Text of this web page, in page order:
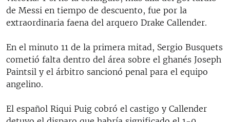
de Messi en tiempo de descuento, fue por la
extraordinaria faena del arquero Drake Callender.
En el minuto 11 de la primera mitad, Sergio Busquets
cometió falta dentro del área sobre el ghanés Joseph
Paintsil y el árbitro sancionó penal para el equipo
angelino.
El español Riqui Puig cobró el castigo y Callender